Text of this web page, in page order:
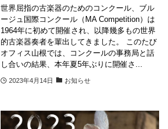
世界屈指の古楽器のためのコンクール、ブル
ージュ国際コンクール（MA Competition）は
1964年に初めて開催され、以降幾多もの世界
的古楽器奏者を輩出してきました。 このたび
オフィス山根では、コンクールの事務局と話
し合いの結果、本年夏5年ぶりに開催さ...
2023年4月14日 お知らせ